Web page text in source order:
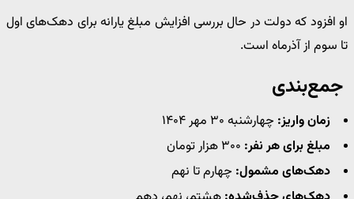
او افزود که دولت در حال بررسی افزایش مبلغ یارانه برای دهک‌های اول
تا سوم از آذرماه است.
جمع‌بندی
زمان واریز: چهارشنبه ۳۰ مهر ۱۴۰۴
مبلغ برای هر نفر:
دهک‌های مشمول: چهارم تا نهم